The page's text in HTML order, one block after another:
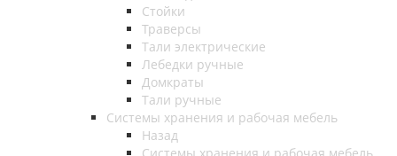
Стойки
Траверсы
Тали электрические
Лебедки ручные
Домкраты
Тали ручные
Системы хранения и рабочая мебель
Назад
Системы хранения и рабочая мебель